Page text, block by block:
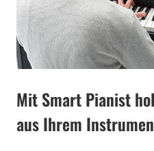
Mit Smart Pianist
aus Ihrem